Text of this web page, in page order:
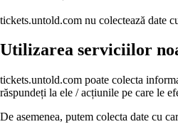
tickets.untold.com nu colectează date
Utilizarea serviciilor
tickets.untold.com poate colecta
răspundeți la ele / acțiunile pe care le
De asemenea, putem colecta date cu